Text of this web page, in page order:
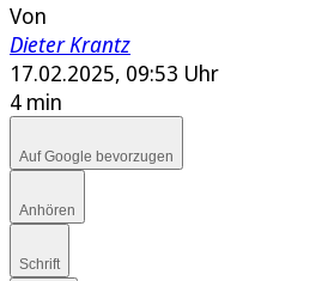
Von
Dieter Krantz
17.02.2025, 09:53 Uhr
4 min
Auf Google bevorzugen
Anhören
Schrift